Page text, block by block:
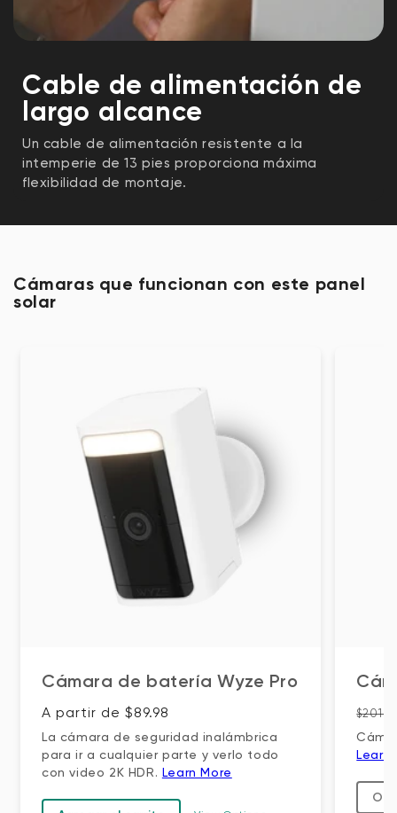
Cable de alimentación de
largo alcance
Un cable de alimentación resistente a la
intemperie de 13 pies proporciona máxima
flexibilidad de montaje.
Cámaras que funcionan con este panel
solar
Cámara de batería Wyze Pro
Precio habitual
A partir de $89.98
La cámara de seguridad inalámbrica
para ir a cualquier parte y verlo todo
con video 2K HDR. Learn More
Learn